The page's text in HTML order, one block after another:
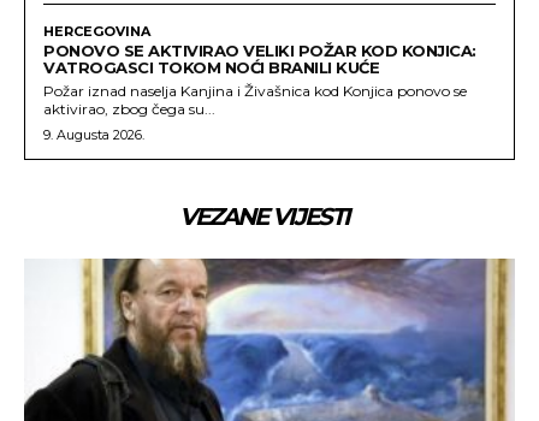
HERCEGOVINA
PONOVO SE AKTIVIRAO VELIKI POŽAR KOD KONJICA:
VATROGASCI TOKOM NOĆI BRANILI KUĆE
Požar iznad naselja Kanjina i Živašnica kod Konjica ponovo se
aktivirao, zbog čega su...
9. Augusta 2026.
VEZANE VIJESTI